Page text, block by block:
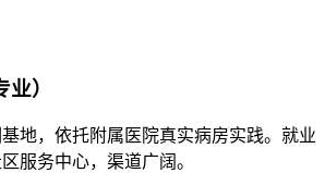
）
地，依托附属医院真实病房实践。就业
服务中心，渠道广阔。